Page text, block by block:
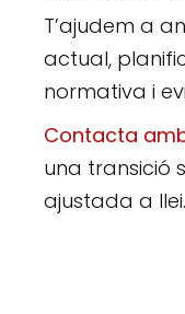
T’ajudem a
actual,
normativa i
Contacta
una transició
ajustada a llei.